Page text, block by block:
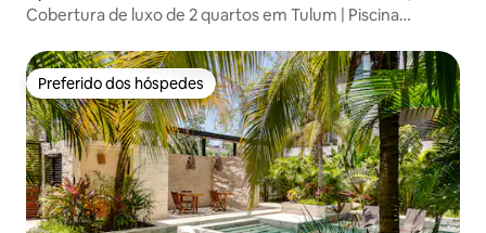
Cobertura de luxo de 2 quartos em Tulum | Piscina
Preferido dos hóspedes
Preferido dos hóspedes